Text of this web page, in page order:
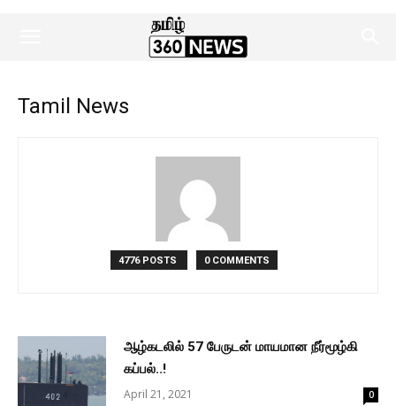
Tamil News
4776 POSTS 0 COMMENTS
ஆழ்கடலில் 57 பேருடன் மாயமான நீர்மூழ்கி
கப்பல்..!
April 21, 2021 0